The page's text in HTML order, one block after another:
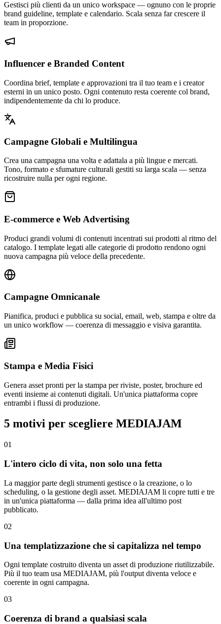
Gestisci più clienti da un unico workspace — ognuno con le proprie
brand guideline, template e calendario. Scala senza far crescere il
team in proporzione.
Influencer e Branded Content
Coordina brief, template e approvazioni tra il tuo team e i creator
esterni in un unico posto. Ogni contenuto resta coerente col brand,
indipendentemente da chi lo produce.
Campagne Globali e Multilingua
Crea una campagna una volta e adattala a più lingue e mercati.
Tono, formato e sfumature culturali gestiti su larga scala — senza
ricostruire nulla per ogni regione.
E-commerce e Web Advertising
Produci grandi volumi di contenuti incentrati sui prodotti al ritmo del
catalogo. I template legati alle categorie di prodotto rendono ogni
nuova campagna più veloce della precedente.
Campagne Omnicanale
Pianifica, produci e pubblica su social, email, web, stampa e oltre da
un unico workflow — coerenza di messaggio e visiva garantita.
Stampa e Media Fisici
Genera asset pronti per la stampa per riviste, poster, brochure ed
eventi insieme ai contenuti digitali. Un'unica piattaforma copre
entrambi i flussi di produzione.
5 motivi per scegliere MEDIAJAM
01
L'intero ciclo di vita, non solo una fetta
La maggior parte degli strumenti gestisce o la creazione, o lo
scheduling, o la gestione degli asset. MEDIAJAM li copre tutti e tre
in un'unica piattaforma — dalla prima idea all'ultimo post
pubblicato.
02
Una templatizzazione che si capitalizza nel tempo
Ogni template costruito diventa un asset di produzione riutilizzabile.
Più il tuo team usa MEDIAJAM, più l'output diventa veloce e
coerente in ogni campagna.
03
Coerenza di brand a qualsiasi scala